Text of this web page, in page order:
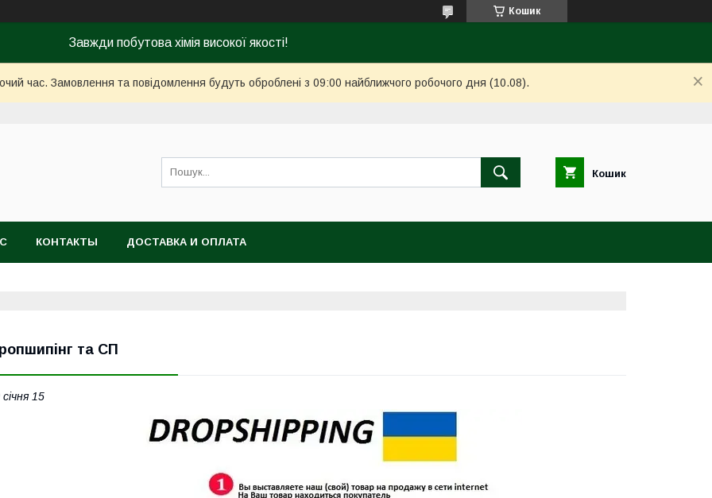
Кошик
Завжди побутова хімія високої якості!
час. Замовлення та повідомлення будуть оброблені з 09:00 найближчого робочого дня (10.08).
Кошик
КОНТАКТЫ ДОСТАВКА И ОПЛАТА
та СП
15